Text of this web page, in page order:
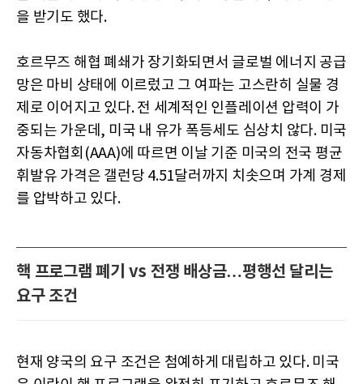
을 받기도 했다.
호르무즈 해협 폐쇄가 장기화되면서 글로벌 에너지 공급
망은 마비 상태에 이르렀고 그 여파는 고스란히 실물 경
제로 이어지고 있다. 전 세계적인 인플레이션 압력이 가
중되는 가운데, 미국 내 유가 폭등세도 심상치 않다. 미국
자동차협회(AAA)에 따르면 이날 기준 미국의 전국 평균
휘발유 가격은 갤런당 4.51달러까지 치솟으며 가계 경제
를 압박하고 있다.
핵 프로그램 폐기 vs 전쟁 배상금…평행선 달리는
요구 조건
현재 양국의 요구 조건은 첨예하게 대립하고 있다. 미국